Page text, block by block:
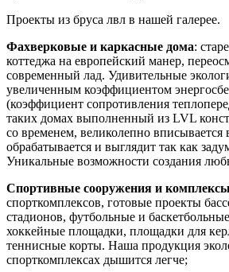
Проекты из бруса лвл в нашей галерее.
Фахверковые и каркасные дома:
коттеджа на европейский манер,
современный лад. Удивительные
увеличенным коэффициентом
(коэффициент сопротивления
таких домах выполненный из LVL
со временем, великолепно вписывается
обрабатывается и выглядит так как
Уникальные возможности создания
Спортивные сооружения и комплексы
спорткомплексов, готовые проекты
стадионов, футбольные и
хоккейные площадки, площадки для
теннисные корты. Наша продукция
спорткомплексах дышится легче;